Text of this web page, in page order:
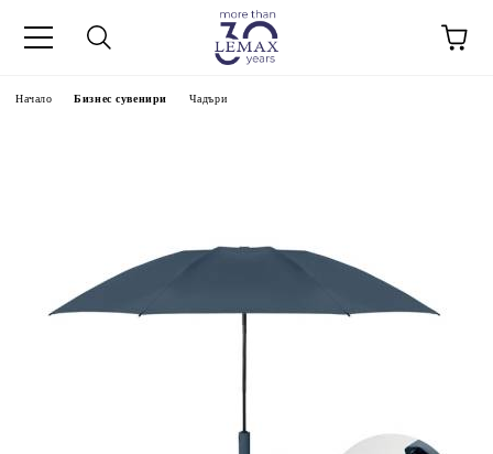
Начало Бизнес сувенири Чадъри